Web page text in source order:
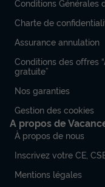
Conditions Générales
Charte de
Assurance annulation
Conditions des offres
gratuite”
Nos garanties
Gestion des cookies
A propos de
À propos de nous
Inscrivez votre CE,
Mentions légales